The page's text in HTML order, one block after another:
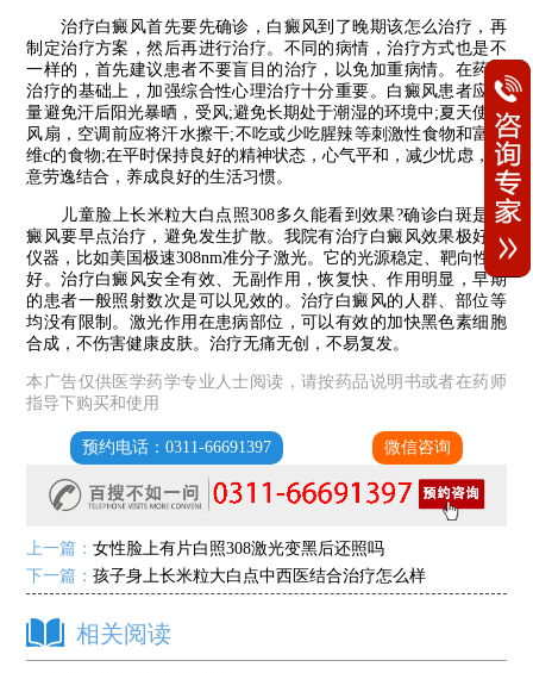
治疗白癜风首先要先确诊，白癜风到了晚期该怎么治疗，再
制定治疗方案，然后再进行治疗。不同的病情，治疗方式也是不
一样的，首先建议患者不要盲目的治疗，以免加重病情。在药物
治疗的基础上，加强综合性心理治疗十分重要。白癜风患者应尽
量避免汗后阳光暴晒，受风;避免长期处于潮湿的环境中;夏天使用
风扇，空调前应将汗水擦干;不吃或少吃腥辣等刺激性食物和富含
维c的食物;在平时保持良好的精神状态，心气平和，减少忧虑，注
意劳逸结合，养成良好的生活习惯。
儿童脸上长米粒大白点照308多久能看到效果?确诊白斑是白
癜风要早点治疗，避免发生扩散。我院有治疗白癜风效果极好的
仪器，比如美国极速308nm准分子激光。它的光源稳定、靶向性良
好。治疗白癜风安全有效、无副作用，恢复快、作用明显，早期
的患者一般照射数次是可以见效的。治疗白癜风的人群、部位等
均没有限制。激光作用在患病部位，可以有效的加快黑色素细胞
合成，不伤害健康皮肤。治疗无痛无创，不易复发。
本广告仅供医学药学专业人士阅读，请按药品说明书或者在药师
指导下购买和使用
预约电话：0311-66691397 微信咨询
上一篇：女性脸上有片白照308激光变黑后还照吗
下一篇：孩子身上长米粒大白点中西医结合治疗怎么样
相关阅读